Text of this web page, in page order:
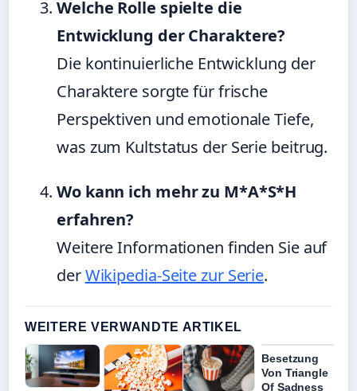
Welche Rolle spielte die
Entwicklung der Charaktere?
Die kontinuierliche Entwicklung der
Charaktere sorgte für frische
Perspektiven und emotionale Tiefe,
was zum Kultstatus der Serie beitrug.
Wo kann ich mehr zu M*A*S*H
erfahren?
Weitere Informationen finden Sie auf
derWikipedia-Seite zur Serie.
WEITERE VERWANDTE ARTIKEL
Besetzung
Von Triangle
Of Sadness